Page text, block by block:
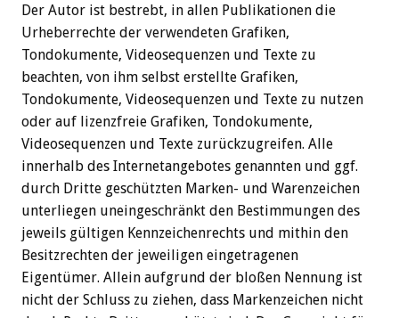
Der Autor ist bestrebt, in allen Publikationen die
Urheberrechte der verwendeten Grafiken,
Tondokumente, Videosequenzen und Texte zu
beachten, von ihm selbst erstellte Grafiken,
Tondokumente, Videosequenzen und Texte zu nutzen
oder auf lizenzfreie Grafiken, Tondokumente,
Videosequenzen und Texte zurückzugreifen. Alle
innerhalb des Internetangebotes genannten und ggf.
durch Dritte geschützten Marken- und Warenzeichen
unterliegen uneingeschränkt den Bestimmungen des
jeweils gültigen Kennzeichenrechts und mithin den
Besitzrechten der jeweiligen eingetragenen
Eigentümer. Allein aufgrund der bloßen Nennung ist
nicht der Schluss zu ziehen, dass Markenzeichen nicht